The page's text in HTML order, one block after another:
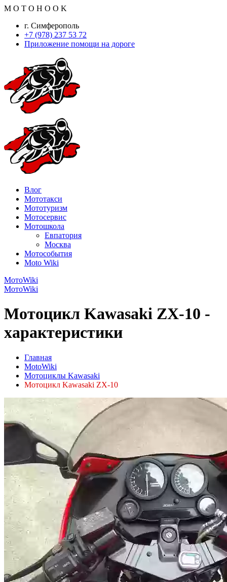
M O T O H O O K
г. Симферополь
+7 (978) 237 53 72
Приложение помощи на дороге
Влог
Мототакси
Мототуризм
Мотосервис
Мотошкола
Евпатория
Москва
Мотособытия
Moto Wiki
МотоWiki
МотоWiki
Мотоцикл Kawasaki ZX-10 -
характеристики
Главная
MotoWiki
Мотоциклы Kawasaki
Мотоцикл Kawasaki ZX-10